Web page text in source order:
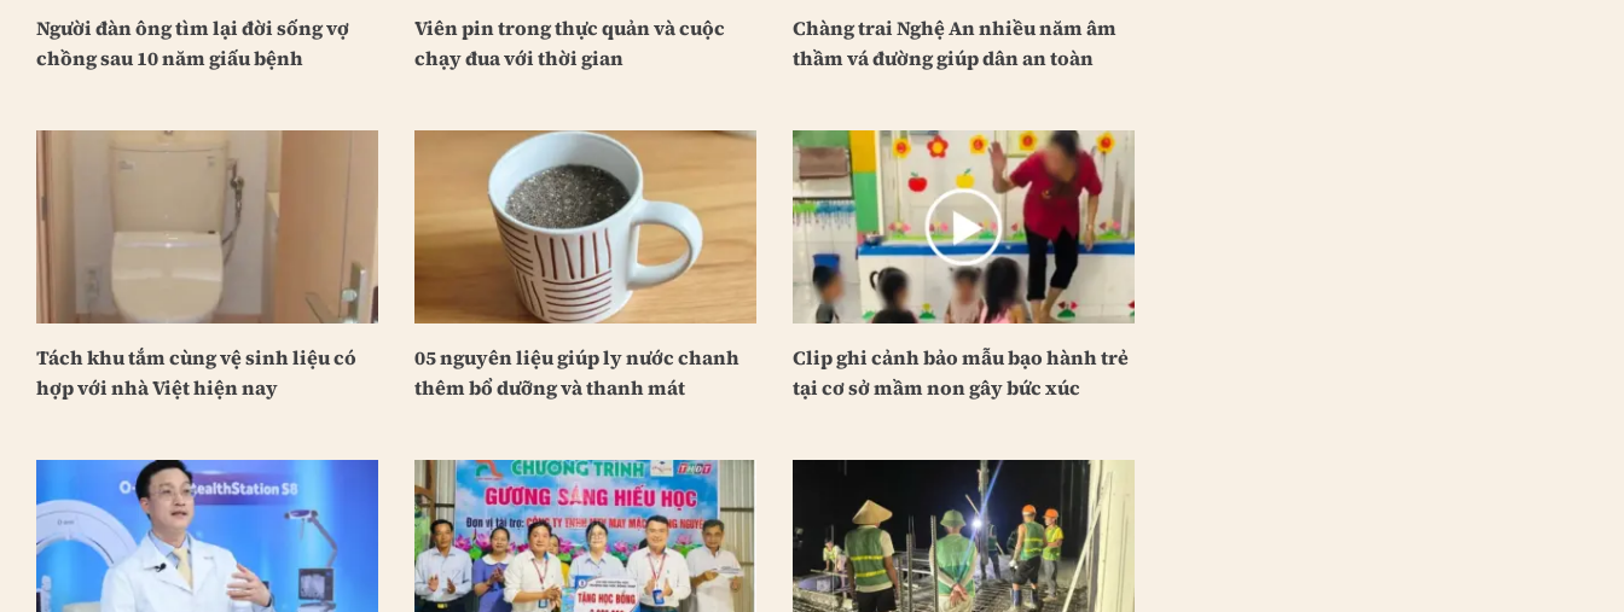
Người đàn ông tìm lại đời sống vợ
chồng sau 10 năm giấu bệnh
Viên pin trong thực quản và cuộc
chạy đua với thời gian
Chàng trai Nghệ An nhiều năm âm
thầm vá đường giúp dân an toàn
Tách khu tắm cùng vệ sinh liệu có
hợp với nhà Việt hiện nay
05 nguyên liệu giúp ly nước chanh
thêm bổ dưỡng và thanh mát
Clip ghi cảnh bảo mẫu bạo hành trẻ
tại cơ sở mầm non gây bức xúc